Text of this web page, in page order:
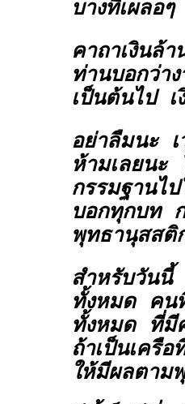
บางทีเผลอ
คาถาเงินล้
ท่านบอกว่า
เป็นต้นไป เ
อย่าลืมนะ
ห้ามเลยนะ
กรรมฐานไ
บอกทุกบท
พุทธานุสสติ
สำหรับวันนี้
ทั้งหมด คน
ทั้งหมด ที่มี
ถ้าเป็นเครื
ให้มีผลตาม